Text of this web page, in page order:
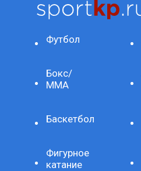
Футбол
Бокс/
ММА
Баскетбол
Фигурное
катание